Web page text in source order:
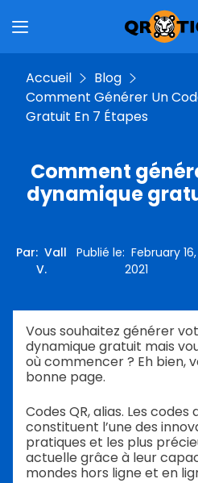
Accueil
Blog
Comment Générer Un
Gratuit En 7 Étapes
Comment
dynamique
Par:Vall
V.
Publié le:February 16,
2021
Vous souhaitez générer
dynamique gratuit mais
où commencer ? Eh bien,
bonne page.
Codes QR, alias. Les
constituent l’une des
pratiques et les plus
actuelle grâce à leur
mondes hors ligne et en